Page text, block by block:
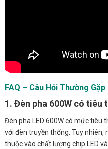
FAQ – Câu Hỏi Thường Gặp
1. Đèn pha 600W có tiêu
Đèn pha LED 600W có mức tiêu
với đèn truyền thống. Tuy nhiên,
thuộc vào chất lượng chip LED